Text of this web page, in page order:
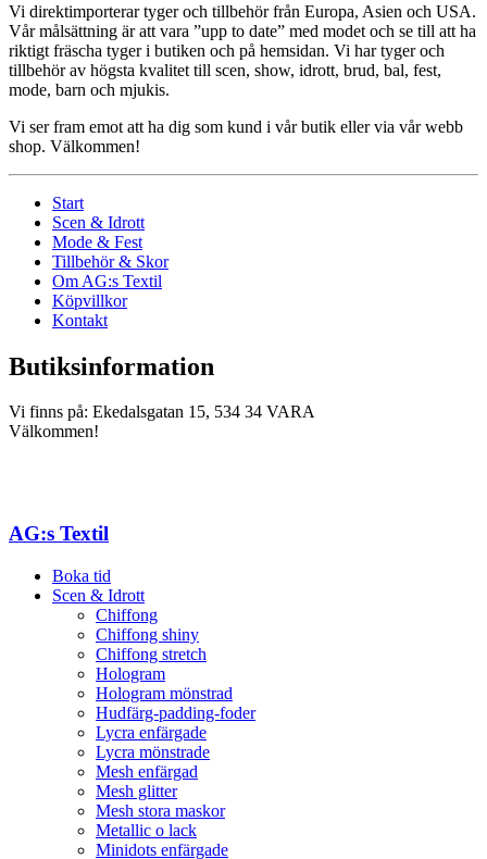
Vi direktimporterar tyger och tillbehör från Europa, Asien och USA.
Vår målsättning är att vara ”upp to date” med modet och se till att ha
riktigt fräscha tyger i butiken och på hemsidan. Vi har tyger och
tillbehör av högsta kvalitet till scen, show, idrott, brud, bal, fest,
mode, barn och mjukis.
Vi ser fram emot att ha dig som kund i vår butik eller via vår webb
shop. Välkommen!
Start
Scen & Idrott
Mode & Fest
Tillbehör & Skor
Om AG:s Textil
Köpvillkor
Kontakt
Butiksinformation
Vi finns på: Ekedalsgatan 15, 534 34 VARA
Välkommen!
AG:s Textil
Boka tid
Scen & Idrott
Chiffong
Chiffong shiny
Chiffong stretch
Hologram
Hologram mönstrad
Hudfärg-padding-foder
Lycra enfärgade
Lycra mönstrade
Mesh enfärgad
Mesh glitter
Mesh stora maskor
Metallic o lack
Minidots enfärgade